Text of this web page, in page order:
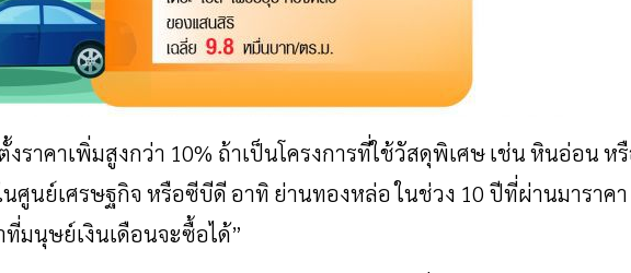
ราคาเพิ่มสูงกว่า 10% ถ้าเป็นโครงการที่ใช้วัสดุพิเศษเช่นหินอ่อนห
นศูนย์เศรษฐกิจหรือซีบีดีอาทิ ย่านทองหล่อในช่วง 10 ปีที่ผ่านมาราคา
ที่มนุษย์เงินเดือนจะซื้อได้”